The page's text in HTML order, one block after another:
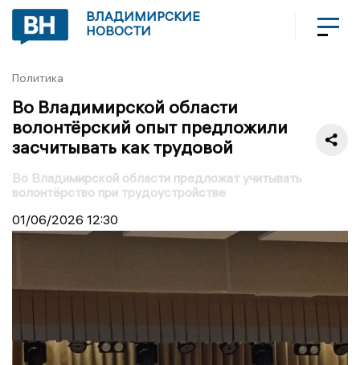
ВЛАДИМИРСКИЕ
НОВОСТИ
Политика
Во Владимирской области
волонтёрский опыт предложили
засчитывать как трудовой
Во Владимирской области предложат учитывать
волонтёрство при трудоустройстве
01/06/2026 12:30